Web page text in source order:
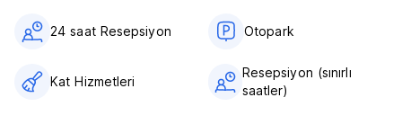
24 saat Resepsiyon Otopark
Kat Hizmetleri
Resepsiyon (sınırlı
saatler)